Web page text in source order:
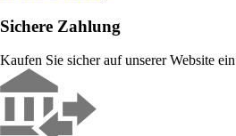
Sichere Zahlung
Kaufen Sie sicher auf unserer Website ein